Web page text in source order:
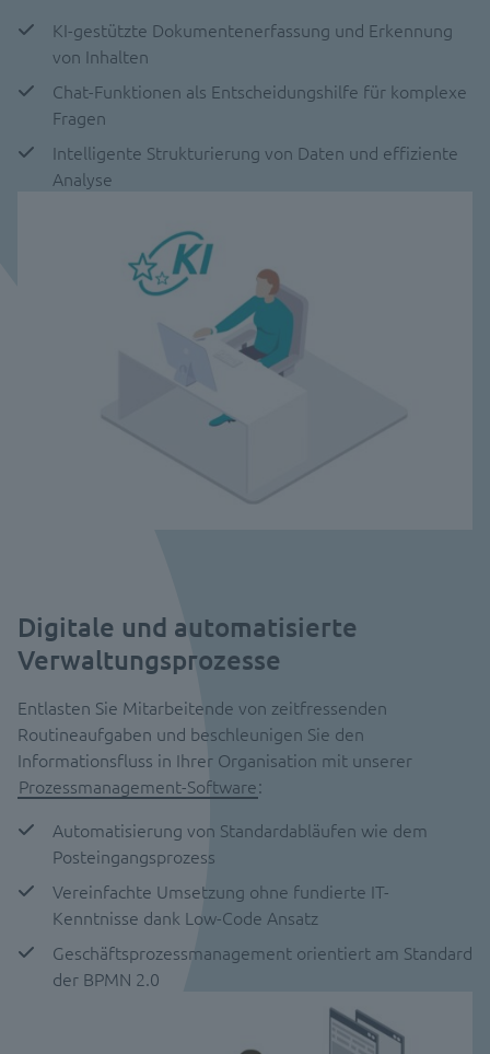
KI-gestützte Dokumentenerfassung und Erkennung
von Inhalten
Chat-Funktionen als Entscheidungshilfe für komplexe
Fragen
Intelligente Strukturierung von Daten und effiziente
Analyse
Digitale und automatisierte
Verwaltungsprozesse
Entlasten Sie Mitarbeitende von zeitfressenden
Routineaufgaben und beschleunigen Sie den
Informationsfluss in Ihrer Organisation mit unserer
Prozessmanagement-Software:
Automatisierung von Standardabläufen wie dem
Posteingangsprozess
Vereinfachte Umsetzung ohne fundierte IT-
Kenntnisse dank Low-Code Ansatz
Geschäftsprozessmanagement orientiert am Standard
der BPMN 2.0